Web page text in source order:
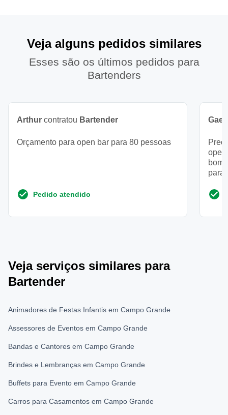
Veja alguns pedidos similares
Esses são os últimos pedidos para
Bartenders
Arthur contratou Bartender
Orçamento para open bar para 80 pessoas
Pedido atendido
Gael
para
Veja serviços similares para
Bartender
Animadores de Festas Infantis em Campo Grande
Assessores de Eventos em Campo Grande
Bandas e Cantores em Campo Grande
Brindes e Lembranças em Campo Grande
Buffets para Evento em Campo Grande
Carros para Casamentos em Campo Grande